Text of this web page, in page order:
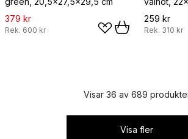
379 kr
Rek. 600 kr
259 kr
Rek. 310 kr
Visar 36 av 689
Visa fler